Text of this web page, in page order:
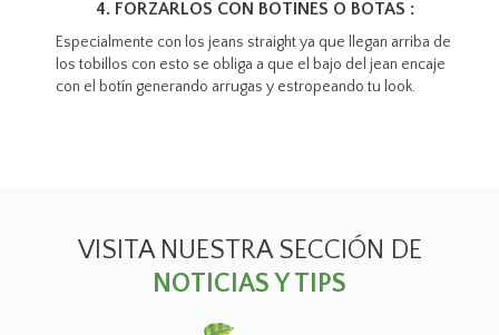
4. FORZARLOS CON BOTINES O BOTAS :
Especialmente con los jeans straight ya que llegan arriba de
los tobillos con esto se obliga a que el bajo del jean encaje
con el botín generando arrugas y estropeando tu look.
VISITA NUESTRA SECCIÓN DE
NOTICIAS Y TIPS